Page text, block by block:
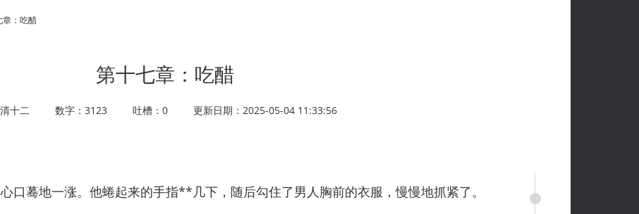
章：吃醋
第十七章：吃醋
十二 数字：3123 吐槽：0 更新日期：2025-05-04 11:33:56
蓦地一涨。他蜷起来的手指**几下，随后勾住了男人胸前的衣服，慢慢地抓紧了。